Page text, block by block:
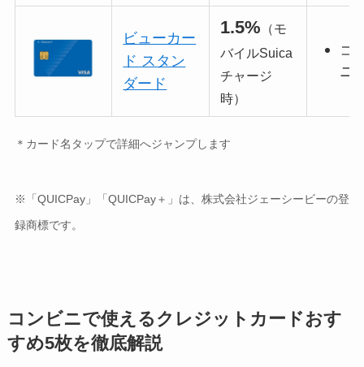
ビューカー
ド スタン
ダード
1.5% （モ
バイルSuica
チャージ
時）
コ
ニ
＊カード名タップで詳細へジャンプします
※「QUICPay」「QUICPay＋」は、株式会社ジェーシービーの登
録商標です。
コンビニで使えるクレジットカードおす
すめ5枚を徹底解説